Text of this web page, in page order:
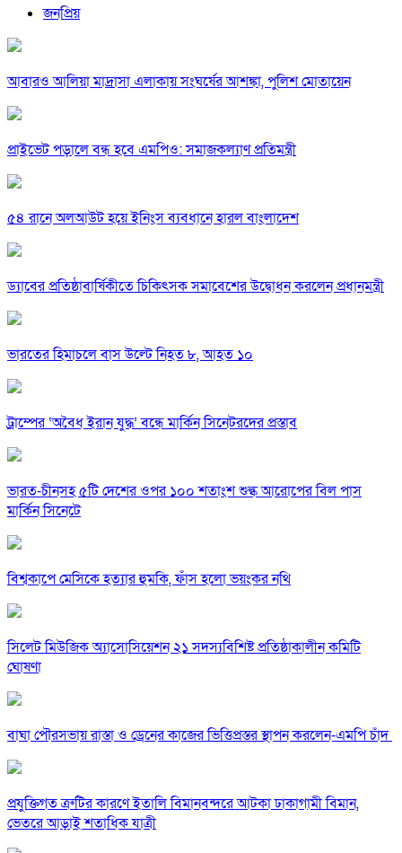
জনপ্রিয়
আবারও আলিয়া মাদ্রাসা এলাকায় সংঘর্ষের আশঙ্কা, পুলিশ মোতায়েন
প্রাইভেট পড়ালে বন্ধ হবে এমপিও: সমাজকল্যাণ প্রতিমন্ত্রী
৫৪ রানে অলআউট হয়ে ইনিংস ব্যবধানে হারল বাংলাদেশ
ড্যাবের প্রতিষ্ঠাবার্ষিকীতে চিকিৎসক সমাবেশের উদ্বোধন করলেন প্রধানমন্ত্রী
ভারতের হিমাচলে বাস উল্টে নিহত ৮, আহত ১০
ট্রাম্পের ‘অবৈধ ইরান যুদ্ধ’ বন্ধে মার্কিন সিনেটরদের প্রস্তাব
ভারত-চীনসহ ৫টি দেশের ওপর ১০০ শতাংশ শুল্ক আরোপের বিল পাস
মার্কিন সিনেটে
বিশ্বকাপে মেসিকে হত্যার হুমকি, ফাঁস হলো ভয়ংকর নথি
সিলেট মিউজিক অ্যাসোসিয়েশন ২১ সদস্যবিশিষ্ট প্রতিষ্ঠাকালীন কমিটি
ঘোষণা
বাঘা পৌরসভায় রাস্তা ও ড্রেনের কাজের ভিত্তিপ্রস্তর স্থাপন করলেন-এমপি চাঁদ
প্রযুক্তিগত ত্রুটির কারণে ইতালি বিমানবন্দরে আটকা ঢাকাগামী বিমান,
ভেতরে আড়াই শতাধিক যাত্রী